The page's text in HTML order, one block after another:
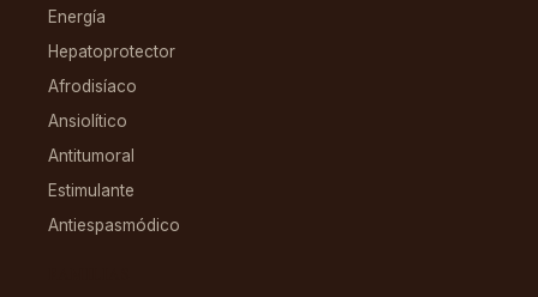
Energía
Hepatoprotector
Afrodisíaco
Ansiolítico
Antitumoral
Estimulante
Antiespasmódico